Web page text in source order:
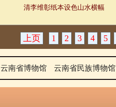
清李维彰纸本设色山水横幅
上页 1 2 3 4 5
云南省博物馆 云南省民族博物馆